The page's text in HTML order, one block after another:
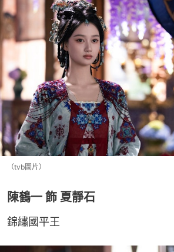
（tvb圖片）
陳鶴一 飾 夏靜石
錦繡國平王